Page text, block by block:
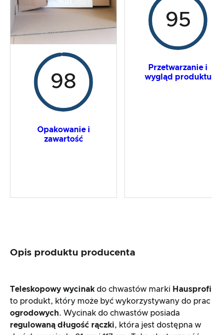
98
Opakowanie i
zawartość
95
Przetwarzanie i
wygląd produktu
Opis produktu producenta
Teleskopowy wycinak do chwastów marki Hausprofi
to produkt, który może być wykorzystywany do prac
ogrodowych. Wycinak do chwastów posiada
regulowaną długość rączki, która jest dostępna w